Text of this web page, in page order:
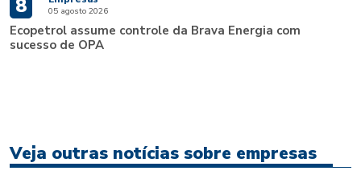
8 05 agosto 2026
Ecopetrol assume controle da Brava Energia com
sucesso de OPA
Veja outras notícias sobre empresas